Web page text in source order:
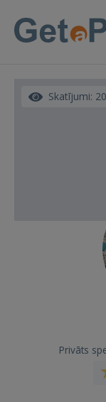
Skatījumi:
Privāts